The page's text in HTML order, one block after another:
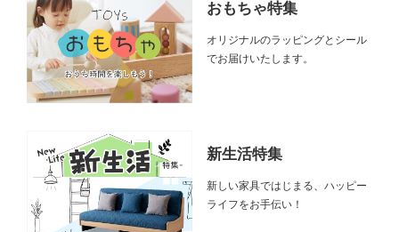
おもちゃ特集
オリジナルのラッピングとシール
でお届けいたします。
新生活特集
新しい家具ではじまる、ハッピー
ライフをお手伝い！